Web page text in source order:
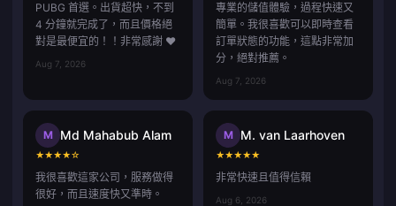
PUBG 首選。出貨超快，不到
4 分鐘就完成了，而且價格絕
對是最便宜的！！非常感謝 ❤️
Aug 7, 2026
專業的儲值體驗，過程快速又
簡單。我很喜歡可以即時查看
訂單狀態的功能，這點非常加
分，絕對推薦。
Aug 7, 2026
M Md Mahabub Alam
★★★★☆
我很喜歡這家公司，服務做得
很好，而且速度快又準時。
M M. van Laarhoven
★★★★★
非常快速且值得信賴
Aug 6, 2026